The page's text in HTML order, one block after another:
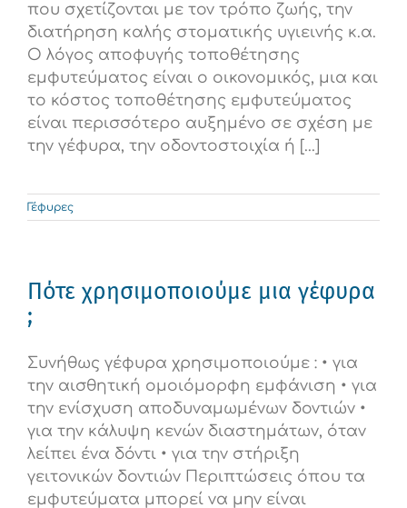
που σχετίζονται με τον τρόπο ζωής, την
διατήρηση καλής στοματικής υγιεινής κ.α.
Ο λόγος αποφυγής τοποθέτησης
εμφυτεύματος είναι ο οικονομικός, μια και
το κόστος τοποθέτησης εμφυτεύματος
είναι περισσότερο αυξημένο σε σχέση με
την γέφυρα, την οδοντοστοιχία ή [...]
Γέφυρες
Πότε χρησιμοποιούμε μια γέφυρα
;
Συνήθως γέφυρα χρησιμοποιούμε : • για
την αισθητική ομοιόμορφη εμφάνιση • για
την ενίσχυση αποδυναμωμένων δοντιών •
για την κάλυψη κενών διαστημάτων, όταν
λείπει ένα δόντι • για την στήριξη
γειτονικών δοντιών Περιπτώσεις όπου τα
εμφυτεύματα μπορεί να μην είναι